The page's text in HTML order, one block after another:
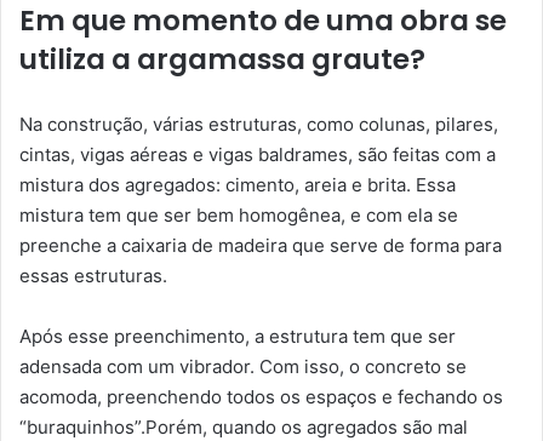
Em que momento de uma obra se
utiliza a argamassa graute?
Na construção, várias estruturas, como colunas, pilares,
cintas, vigas aéreas e vigas baldrames, são feitas com a
mistura dos agregados: cimento, areia e brita. Essa
mistura tem que ser bem homogênea, e com ela se
preenche a caixaria de madeira que serve de forma para
essas estruturas.
Após esse preenchimento, a estrutura tem que ser
adensada com um vibrador. Com isso, o concreto se
acomoda, preenchendo todos os espaços e fechando os
“buraquinhos”.Porém, quando os agregados são mal